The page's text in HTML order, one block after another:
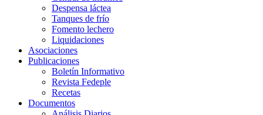
Despensa láctea
Tanques de frío
Fomento lechero
Liquidaciones
Asociaciones
Publicaciones
Boletín Informativo
Revista Fedeple
Recetas
Documentos